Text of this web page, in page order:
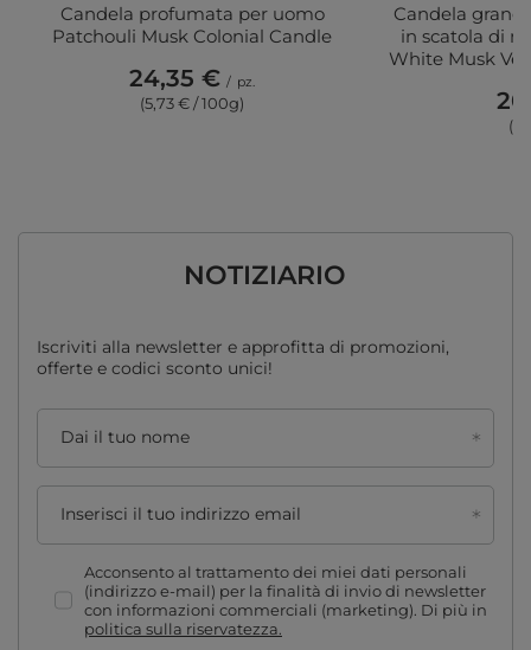
Candela profumata per uomo
Patchouli Musk Colonial Candle
24,35 € / pz.
(5,73 € / 100g)
Candela
in scatola di
White Musk
NOTIZIARIO
Iscriviti alla newsletter e approfitta di promozioni,
offerte e codici sconto unici!
Dai il tuo nome
Inserisci il tuo indirizzo email
Acconsento al trattamento dei miei dati personali
(indirizzo e-mail) per la finalità di invio di newsletter
con informazioni commerciali (marketing). Di più in
politica sulla riservatezza.